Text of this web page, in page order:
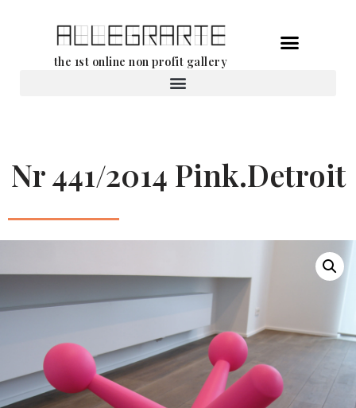
the 1st online non profit gallery
Nr 441/2014 Pink.Detroit